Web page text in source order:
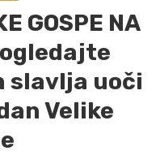
GOSPE NA
slavlja uoči
Velike